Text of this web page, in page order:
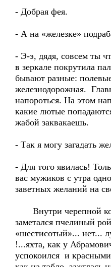
- Добрая фея.
- А на «железке»
- Э-э, дядя, совсем ты
в зеркале покрутила
бывают разные:
железнодорожная.
напороться. На этом
какие лютые
жабой заквакаешь.
- Так я могу загадать
- Для того явилась!
вас мужиков с утра
заветных желаний на
Внутри черепной
заметался пчелиный
«шестисотый»... нет...
!...яхта, как у
успокоился и